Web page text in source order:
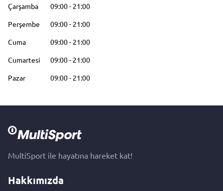
Çarşamba
09:00- 21:00
Perşembe
09:00- 21:00
Cuma
09:00- 21:00
Cumartesi
09:00- 21:00
Pazar
09:00- 21:00
MultiSport ile hayatına hareket kat!
Hakkımızda